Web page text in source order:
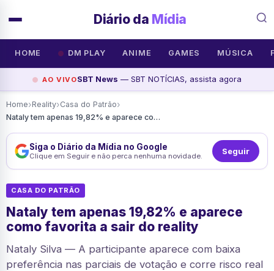
Diário da Mídia
HOME DM PLAY ANIME GAMES MÚSICA
AO VIVOSBT News — SBT NOTÍCIAS, assista agora
Home›Reality›Casa do Patrão›
Nataly tem apenas 19,82% e aparece como favorita a sair do reality
Siga o Diário da Mídia no Google
Clique em Seguir e não perca nenhuma novidade. Seguir
CASA DO PATRÃO
Nataly tem apenas 19,82% e aparece
como favorita a sair do reality
Nataly Silva — A participante aparece com baixa
preferência nas parciais de votação e corre risco real